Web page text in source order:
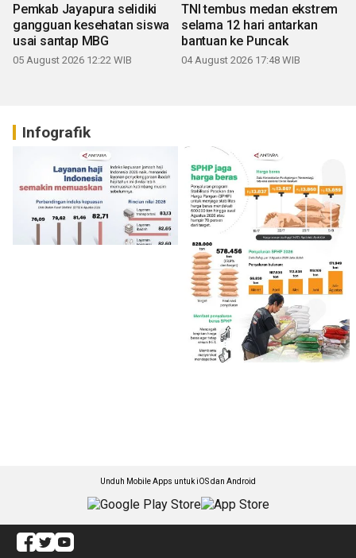
Pemkab Jayapura selidiki
gangguan kesehatan siswa
usai santap MBG
05 August 2026 12:22 WIB
TNI tembus medan ekstrem
selama 12 hari antarkan
bantuan ke Puncak
04 August 2026 17:48 WIB
Infografik
Unduh Mobile Apps untuk iOS dan Android